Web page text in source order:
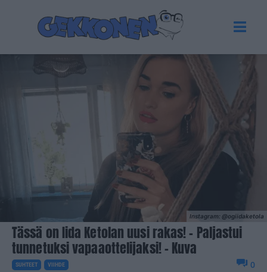
Instagram: @ogiidaketola
Tässä on Iida Ketolan uusi rakas! – Paljastui
tunnetuksi vapaaottelijaksi! – Kuva
SUHTEET VIIHDE 0